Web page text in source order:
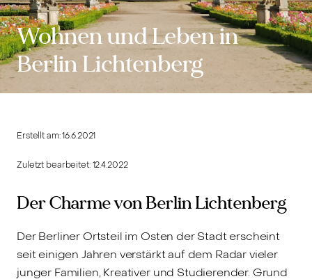
Wohnen und Leben in
Berlin Lichtenberg
Erstellt am:16.6.2021
Zuletzt bearbeitet:12.4.2022
Der Charme von Berlin Lichtenberg
Der Berliner Ortsteil im Osten der Stadt erscheint
seit einigen Jahren verstärkt auf dem Radar vieler
junger Familien, Kreativer und Studierender. Grund